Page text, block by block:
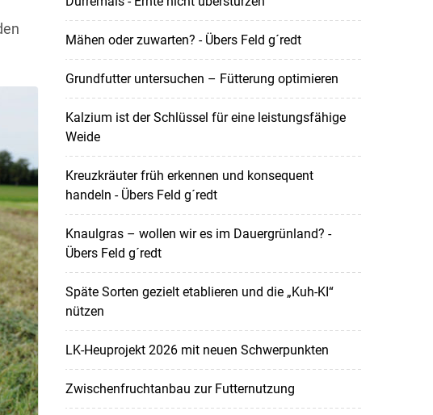
Mähen oder zuwarten? - Übers Feld g´redt
Grundfutter untersuchen – Fütterung optimieren
Kalzium ist der Schlüssel für eine leistungsfähige
Weide
Kreuzkräuter früh erkennen und konsequent
handeln - Übers Feld g´redt
Knaulgras – wollen wir es im Dauergrünland? -
Übers Feld g´redt
Späte Sorten gezielt etablieren und die „Kuh-KI“
nützen
LK-Heuprojekt 2026 mit neuen Schwerpunkten
Zwischenfruchtanbau zur Futternutzung